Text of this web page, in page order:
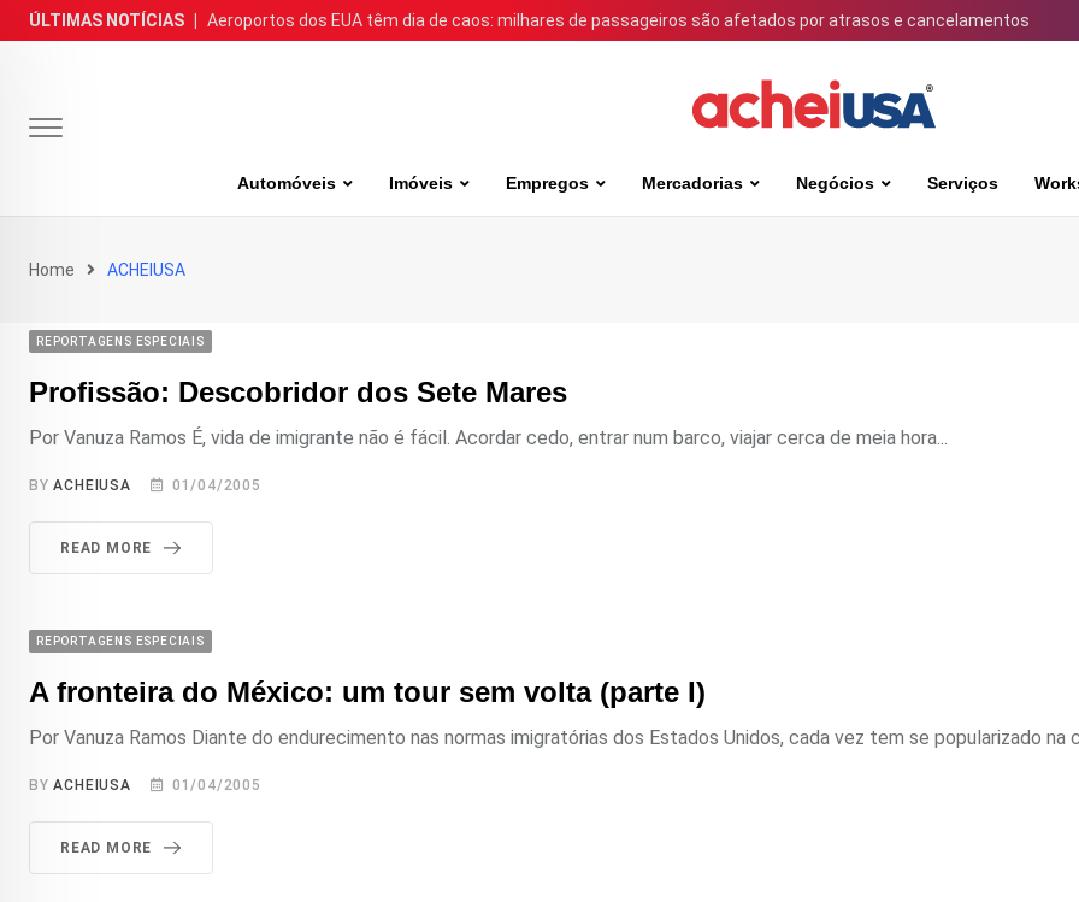
Skip
to
ÚLTIMAS NOTÍCIAS Aeroportos dos EUA têm dia de caos: milhares de passageiros são afetados por atrasos e cancelamentos
Automóveis Imóveis Empregos Mercadorias Negócios Serviços
Home ACHEIUSA
REPORTAGENS ESPECIAIS
Profissão: Descobridor dos Sete Mares
Por Vanuza Ramos É, vida de imigrante não é fácil. Acordar cedo, entrar num barco, viajar cerca de meia hora...
BYACHEIUSA 01/04/2005
READ MORE
REPORTAGENS ESPECIAIS
A fronteira do México: um tour sem volta (parte I)
Por Vanuza Ramos Diante do endurecimento nas normas imigratórias dos Estados Unidos, cada vez tem se popularizado na
BYACHEIUSA 01/04/2005
READ MORE